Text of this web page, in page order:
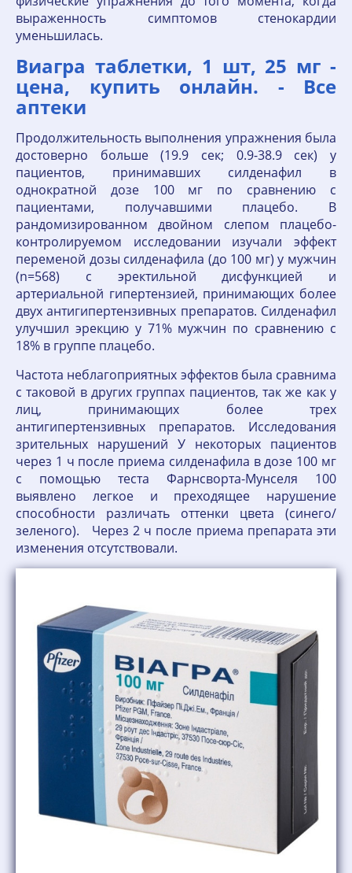
выраженность симптомов стенокардии
уменьшилась.
Виагра таблетки, 1 шт, 25 мг -
цена, купить онлайн. - Все
аптеки
Продолжительность выполнения упражнения была
достоверно больше (19.9 сек; 0.9-38.9 сек) у
пациентов, принимавших силденафил в
однократной дозе 100 мг по сравнению с
пациентами, получавшими плацебо. В
рандомизированном двойном слепом плацебо-
контролируемом исследовании изучали эффект
переменой дозы силденафила (до 100 мг) у мужчин
(n=568) с эректильной дисфункцией и
артериальной гипертензией, принимающих более
двух антигипертензивных препаратов. Силденафил
улучшил эрекцию у 71% мужчин по сравнению с
18% в группе плацебо.
Частота неблагоприятных эффектов была сравнима
с таковой в других группах пациентов, так же как у
лиц, принимающих более трех
антигипертензивных препаратов. Исследования
зрительных нарушений У некоторых пациентов
через 1 ч после приема силденафила в дозе 100 мг
с помощью теста Фарнсворта-Мунселя 100
выявлено легкое и преходящее нарушение
способности различать оттенки цвета (синего/
зеленого). Через 2 ч после приема препарата эти
изменения отсутствовали.